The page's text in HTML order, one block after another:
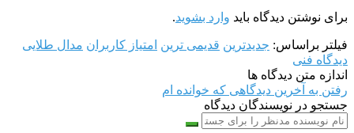
برای نوشتن دیدگاه باید وارد بشوید.
فیلتر براساس: جدیدترین قدیمی ترین امتیاز کاربران مدال طلایی
دیدگاه فنی
اندازه متن دیدگاه ها
رفتن به آخرین دیدگاهی که خوانده ام
جستجو در نویسندگان دیدگاه